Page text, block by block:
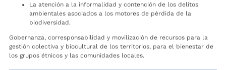
La atención a la informalidad y contención de los delitos
ambientales asociados a los motores de pérdida de la
biodiversidad.
Gobernanza, corresponsabilidad y movilización de recursos para la
gestión colectiva y biocultural de los territorios, para el bienestar de
los grupos étnicos y las comunidades locales.